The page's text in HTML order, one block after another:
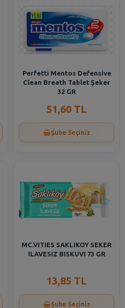
Perfetti Mentos Defensive
Clean Breath Tablet Şeker
32 GR
51,60 TL
Şube Seçiniz
MC.VITIES SAKLIKOY SEKER
ILAVESIZ BISKUVI 73 GR
13,85 TL
Şube Seçiniz